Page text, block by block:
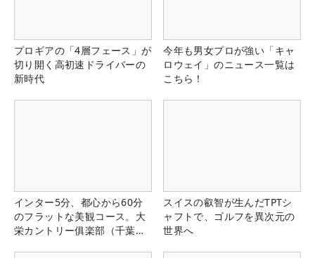
プロギアの「4層フェース」が
切り開く高初速ドライバーの
新時代
今年も男女プロが強い「キャ
ロウェイ」のニュース一覧は
こちら！
インター5分、都心から60分
のフラットな美観コース。大
栄カントリー俱楽部（千葉
スイスの叡智が生んだTPTシ
ャフトで、ゴルフを異次元の
世界へ